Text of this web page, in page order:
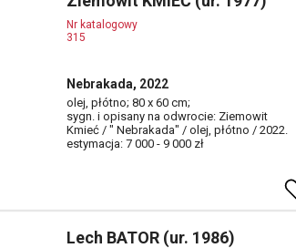
Nr katalogowy
315
Nebrakada, 2022
olej, płótno; 80 x 60 cm;
sygn. i opisany na odwrocie: Ziemowit
Kmieć / " Nebrakada" / olej, płótno / 2022.
estymacja: 7 000 - 9 000 zł
Lech BATOR (ur. 1986)